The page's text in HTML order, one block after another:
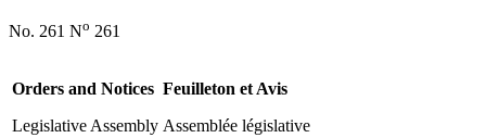
No. 261 No 261
Orders and Notices
Legislative Assembly
Feuilleton et Avis
Assemblée législative